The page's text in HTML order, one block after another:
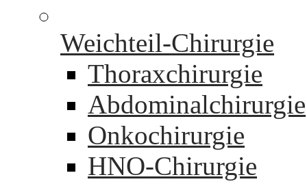
Weichteil-Chirurgie
Thoraxchirurgie
Abdominalchirurgie
Onkochirurgie
HNO-Chirurgie